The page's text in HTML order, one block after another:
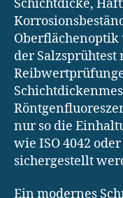
Schichtdicke,
der Salzsprühtest
nur so die
wie ISO 4042
sichergestellt
Ein modernes